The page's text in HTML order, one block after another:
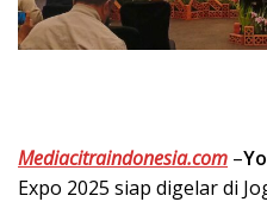
Mediacitraindonesia.com –
Expo 2025 siap digelar di